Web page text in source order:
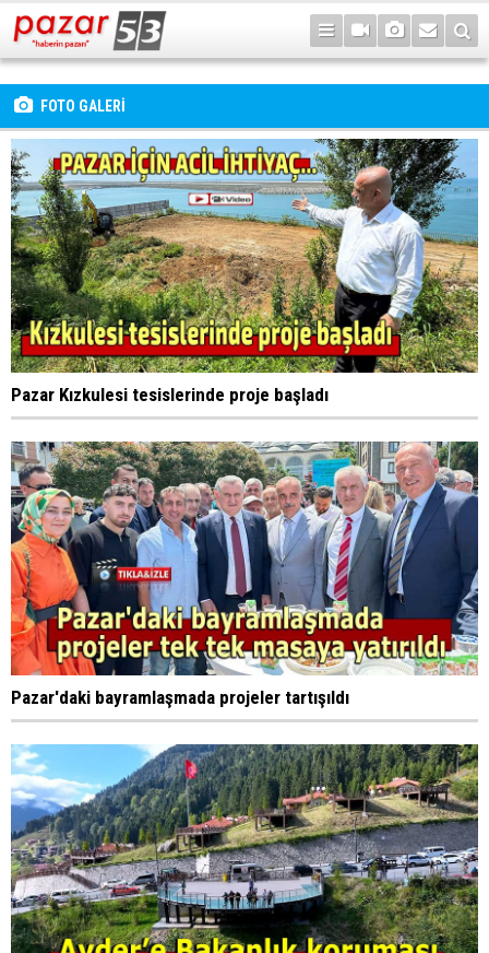
FOTO GALERİ
Pazar Kızkulesi tesislerinde proje başladı
Pazar'daki bayramlaşmada projeler tartışıldı